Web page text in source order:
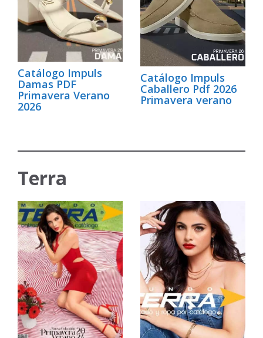
Catálogo Impuls
Damas PDF
Primavera Verano
2026
Catálogo Impuls
Caballero Pdf 2026
Primavera verano
Terra